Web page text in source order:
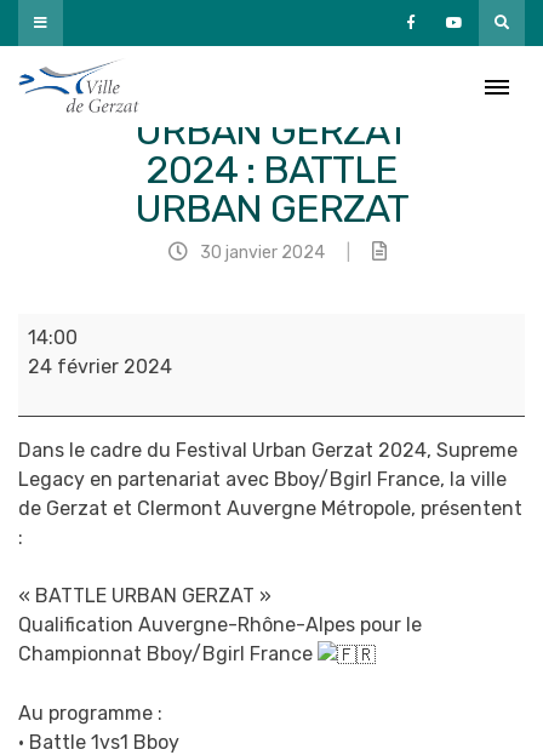
Passer
au
contenu
URBAN GERZAT
2024 : BATTLE
URBAN GERZAT
30 janvier 2024
🎶
🤸
URBAN
GERZAT
2024
:
BATTLE
GERZAT
14:00
24 février 2024
Dans le cadre du Festival Urban Gerzat 2024, Supreme
Legacy en partenariat avec Bboy/Bgirl France, la ville
de Gerzat et Clermont Auvergne Métropole, présentent
:
« BATTLE URBAN GERZAT »
Qualification Auvergne-Rhône-Alpes pour le
Championnat Bboy/Bgirl France
Au programme :
• Battle 1vs1 Bboy